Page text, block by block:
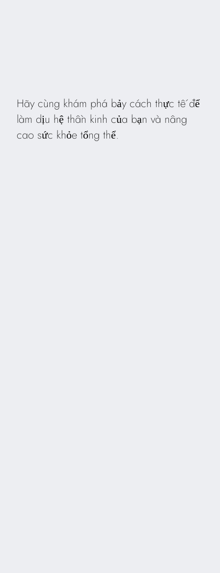
Hãy cùng khám phá bảy cách thực tế để
làm dịu hệ thần kinh của bạn và nâng
cao sức khỏe tổng thể.